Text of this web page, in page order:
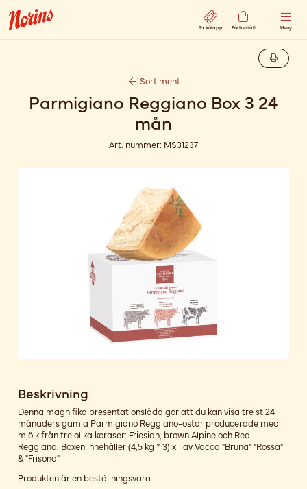
Ta kölapp Förbeställ Meny
Sortiment
Parmigiano Reggiano Box 3 24
mån
Art. nummer: MS31237
Beskrivning
Denna magnifika presentationslåda gör att du kan visa tre st 24
månaders gamla Parmigiano Reggiano-ostar producerade med
mjölk från tre olika koraser: Friesian, brown Alpine och Red
Reggiana. Boxen innehåller (4,5 kg * 3) x 1 av Vacca "Bruna" "Rossa"
& "Frisona"
Produkten är en beställningsvara.